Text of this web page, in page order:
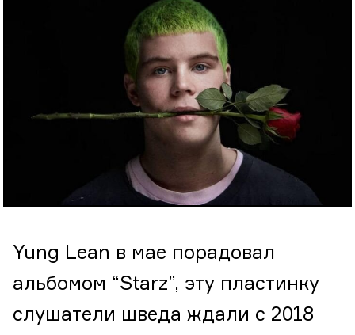
Yung Lean в мае порадовал
альбомом “Starz”, эту пластинку
слушатели шведа ждали с 2018